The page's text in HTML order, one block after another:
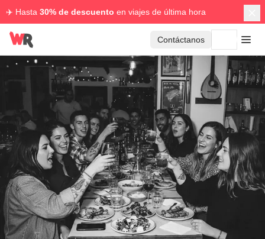
✈️ Hasta 30% de descuento en viajes de última hora
Contáctanos